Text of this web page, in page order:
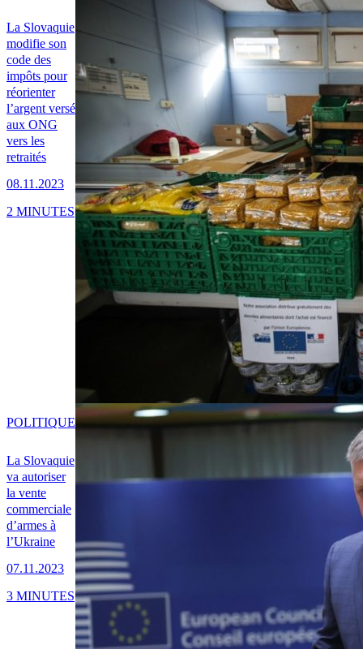
La Slovaquie
modifie son
code des
impôts pour
réorienter
l’argent versé
aux ONG
vers les
retraités
08.11.2023
2 MINUTES
La Slovaquie
va autoriser
la vente
commerciale
d’armes à
l’Ukraine
07.11.2023
POLITIQUE
3 MINUTES